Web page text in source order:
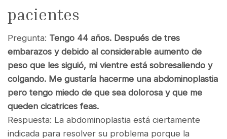
pacientes
Pregunta: Tengo 44 años. Después de tres
embarazos y debido al considerable aumento de
peso que les siguió, mi vientre está sobresaliendo y
colgando. Me gustaría hacerme una abdominoplastia
pero tengo miedo de que sea dolorosa y que me
queden cicatrices feas.
Respuesta: La abdominoplastia está ciertamente
indicada para resolver su problema porque la